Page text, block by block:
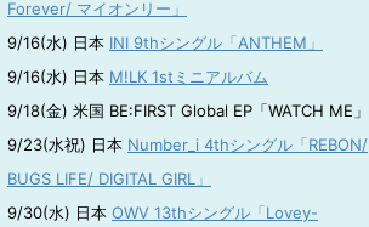
Forever/ マイオンリー」
9/16(水) 日本 INI 9thシングル「ANTHEM」
9/16(水) 日本 M!LK 1stミニアルバム
9/18(金) 米国 BE:FIRST Global EP「WATCH ME」
9/23(水祝) 日本 Number_i 4thシングル「REBON/
BUGS LIFE/ DIGITAL GIRL」
9/30(水) 日本 OWV 13thシングル「Lovey-